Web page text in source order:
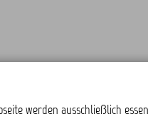
werden ausschließlich